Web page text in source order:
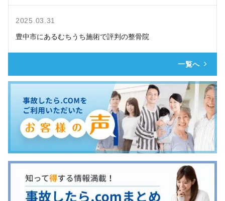
2025.03.31
豊中市にあるむちうち施術で評判の整骨院
一覧へ